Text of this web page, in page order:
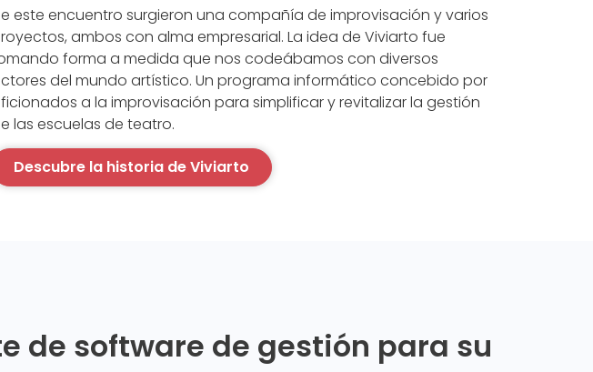
este encuentro surgieron una compañía de improvisación y varios
ambos con alma empresarial. La idea de Viviarto fue
forma a medida que nos codeábamos con diversos
del mundo artístico. Un programa informático concebido por
a la improvisación para simplificar y revitalizar la gestión
las escuelas de teatro.
Descubre la historia de Viviarto
de software de gestión para su